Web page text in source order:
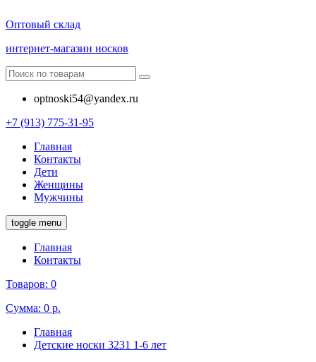
Оптовый склад
интернет-магазин носков
optnoski54@yandex.ru
+7 (913) 775-31-95
Главная
Контакты
Дети
Женщины
Мужчины
toggle menu
Главная
Контакты
Товаров: 0
Сумма: 0 р.
Главная
Детские носки 3231 1-6 лет